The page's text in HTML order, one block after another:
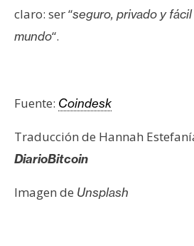
claro: ser “seguro, privado y
mundo“.
Fuente: Coindesk
Traducción de Hannah
DiarioBitcoin
Imagen de Unsplash